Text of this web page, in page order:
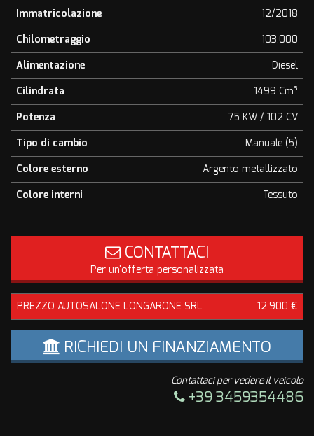
Immatricolazione
12/2018
Chilometraggio
103.000
Alimentazione
Diesel
Cilindrata
1499 Cm³
Potenza
75 KW / 102 CV
Tipo di cambio
Manuale (5)
Colore esterno
Argento metallizzato
Colore interni
Tessuto
CONTATTACI
Per un'offerta personalizzata
PREZZO AUTOSALONE LONGARONE SRL 12.900 €
RICHIEDI UN FINANZIAMENTO
Contattaci per vedere il veicolo
+39 3459354486